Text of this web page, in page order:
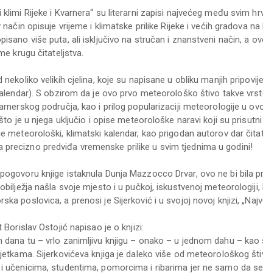
klimi Rijeke i Kvarnera“ su literarni zapisi najvećeg među svim
opisuje vrijeme i klimatske prilike Rijeke i većih gradova
više puta, ali isključivo na stručan i znanstveni način, a
krugu čitateljstva.
velikih cjelina, koje su napisane u obliku manjih
S obzirom da je ovo prvo meteorološko štivo takve
područja, kao i prilog popularizaciji meteorologije u
je u njega uključio i opise meteorološke naravi koji su
meteorološki, klimatski kalendar, kao prigodan autorov dar
precizno predviđa vremenske prilike u svim tjednima u godini!
knjige istaknula Dunja Mazzocco Drvar, ovo ne bi bila
našla svoje mjesto i u pučkoj, iskustvenoj
poslovica, a prenosi je Sijerković i u svojoj novoj knjizi,
Borislav Ostojić napisao je o knjizi:
dana tu – vrlo zanimljivu knjigu – onako – u jednom dahu –
Sijerkovićeva knjiga je daleko više od meteorološkog
učenicima, studentima, pomorcima i ribarima jer ne samo da